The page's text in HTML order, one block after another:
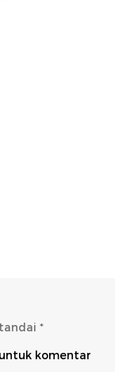
*
komentar